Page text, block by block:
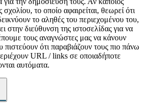
το οποίο αφαιρείται, θεωρεί ότι
το αληθές του περιεχομένου του,
στην διεύθυνση της ιστοσελίδας για να
τους αναγνώστες μας να κάνουν
ότι παραβιάζουν τους πιο πάνω
URL / links σε οποιαδήποτε
αυτόματα.